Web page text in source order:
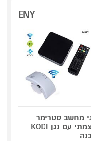
ENY
מחשב סטרימר
עוצמתי עם נגן KODI